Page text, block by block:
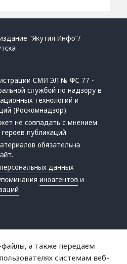
"Якутия.Инфо"/
СМИ ЭЛ № ФС 77 -
службой по надзору в
технологий и
(Роскомнадзор)
не совпадать с мнением
публикаций.
обязательна
данных
иноагентов и
а также передаем
системам веб-